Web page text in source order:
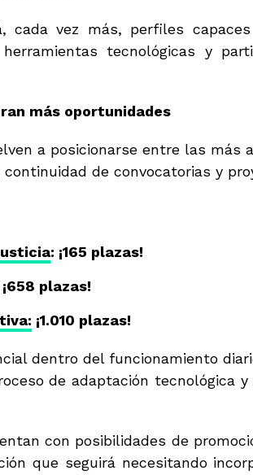
cada vez más, perfiles
tecnológicas y
más oportunidades
a posicionarse entre las más
de convocatorias y
: ¡165 plazas!
¡658 plazas!
¡1.010 plazas!
dentro del funcionamiento
de adaptación tecnológica y
con posibilidades de
que seguirá necesitando